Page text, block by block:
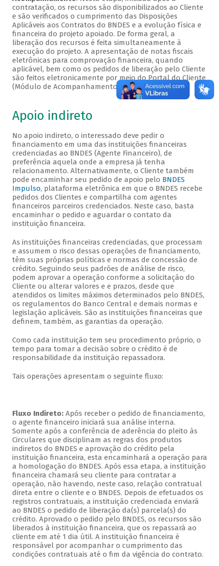
contratação, os recursos são disponibilizados ao Cliente
e são verificados o cumprimento das Disposições
Aplicáveis aos Contratos do BNDES e a evolução física e
financeira do projeto apoiado. De forma geral, a
liberação dos recursos é feita simultaneamente à
execução do projeto. A apresentação de notas fiscais
eletrônicas para comprovação financeira, quando
aplicável, bem como os pedidos de liberação pelo Cliente
são feitos eletronicamente por meio do Portal do Cliente
(Módulo de Acompanhamento).
Apoio indireto
No apoio indireto, o interessado deve pedir o
financiamento em uma das instituições financeiras
credenciadas ao BNDES (Agente Financeiro), de
preferência aquela onde a empresa já tenha
relacionamento. Alternativamente, o Cliente também
pode encaminhar seu pedido de apoio pelo BNDES
Impulso, plataforma eletrônica em que o BNDES recebe
pedidos dos Clientes e compartilha com agentes
financeiros parceiros credenciados. Neste caso, basta
encaminhar o pedido e aguardar o contato da
instituição financeira.
As instituições financeiras credenciadas, que processam
e assumem o risco dessas operações de financiamento,
têm suas próprias políticas e normas de concessão de
crédito. Seguindo seus padrões de análise de risco,
podem aprovar a operação conforme a solicitação do
Cliente ou alterar valores e e prazos, desde que
atendidos os limites máximos determinados pelo BNDES,
os regulamentos do Banco Central e demais normas e
legislação aplicáveis. São as instituições financeiras que
definem, também, as garantias da operação.
Como cada instituição tem seu procedimento próprio, o
tempo para tomar a decisão sobre o crédito é de
responsabilidade da instituição repassadora.
Tais operações apresentam o seguinte fluxo:
Fluxo Indireto: Após receber o pedido de financiamento,
o agente financeiro iniciará sua análise interna.
Somente após a conferência de aderência do pleito às
Circulares que disciplinam as regras dos produtos
indiretos do BNDES e aprovação do crédito pela
instituição financeira, esta encaminhará a operação para
a homologação do BNDES. Após essa etapa, a instituição
financeira chamará seu cliente para contratar a
operação, não havendo, neste caso, relação contratual
direta entre o cliente e o BNDES. Depois de efetuados os
registros contratuais, a instituição credenciada enviará
ao BNDES o pedido de liberação da(s) parcela(s) do
crédito. Aprovado o pedido pelo BNDES, os recursos são
liberados à instituição financeira, que os repassará ao
cliente em até 1 dia útil. A instituição financeira é
responsável por acompanhar o cumprimento das
condições contratuais até o fim da vigência do contrato.